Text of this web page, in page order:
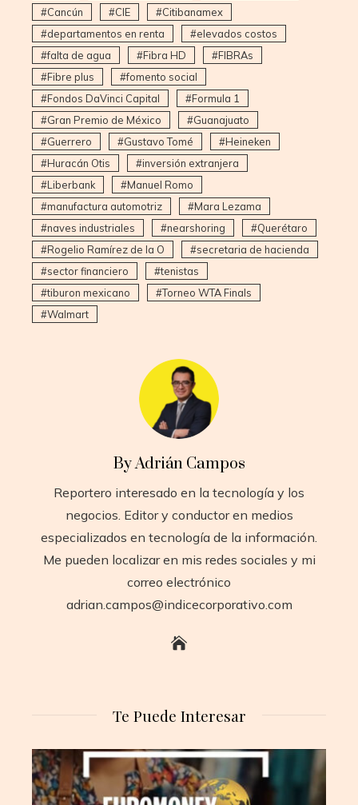
Cancún
CIE
Citibanamex
departamentos en renta
elevados costos
falta de agua
Fibra HD
FIBRAs
Fibre plus
fomento social
Fondos DaVinci Capital
Formula 1
Gran Premio de México
Guanajuato
Guerrero
Gustavo Tomé
Heineken
Huracán Otis
inversión extranjera
Liberbank
Manuel Romo
manufactura automotriz
Mara Lezama
naves industriales
nearshoring
Querétaro
Rogelio Ramírez de la O
secretaria de hacienda
sector financiero
tenistas
tiburon mexicano
Torneo WTA Finals
Walmart
By Adrián Campos
Reportero interesado en la tecnología y los
negocios. Editor y conductor en medios
especializados en tecnología de la información.
Me pueden localizar en mis redes sociales y mi
correo electrónico
adrian.campos@indicecorporativo.com
Te Puede Interesar